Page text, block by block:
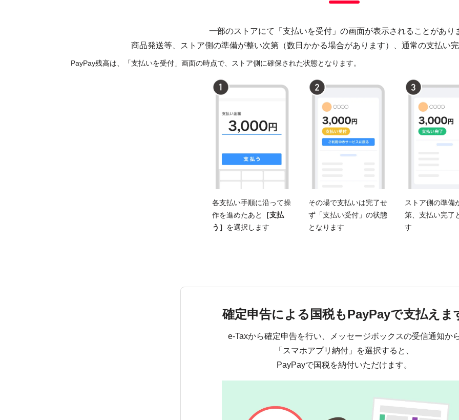
一部のストアにて「支払いを受付」の画面が表示されることがあり
商品発送等、ストア側の準備が整い次第（数日かかる場合があります）、通常の支払い
PayPay残高は、「支払いを受付」画面の時点で、ストア側に確保された状態となります。
各支払い手順に沿って操
作を進めたあと
［支払
う］ を選択します
その場で支払いは完了せ
ず「支払い受付」の状態
となります
ストア側の準備
第、支払い完了
す
確定申告による国税もPayPayで支払えま
e-Taxから確定申告を行い、メッセージボックスの受信通知か
「スマホアプリ納付」を選択すると、
PayPayで国税を納付いただけます。